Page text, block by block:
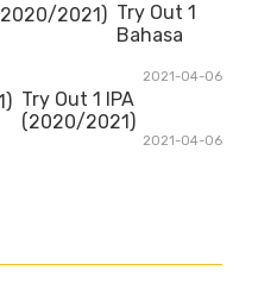
Try Out 1
Bahasa
2021-04-06
Try Out 1 IPA
(2020/2021)
2021-04-06